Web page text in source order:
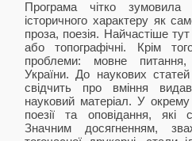
Програма чітко зумовила
історичного характеру як
проза, поезія. Найчастіше
або топографічні. Крім
проблеми: мовне
України. До наукових
свідчить про вміння
науковий матеріал. У
поезії та оповідання, які
Значним досягненням,